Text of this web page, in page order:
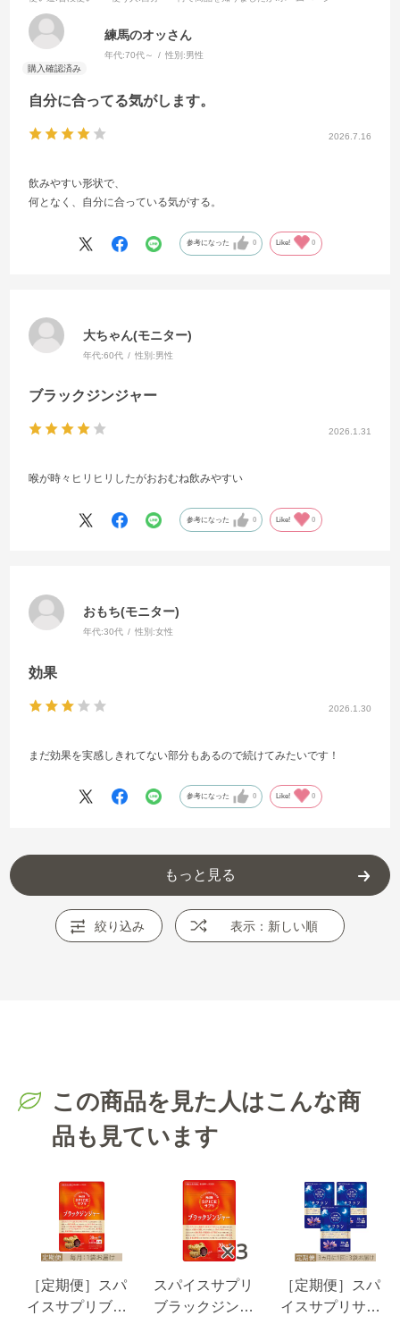
2026.7.16
自分に合ってる気がします。
練馬のオッさん
年代:70代～ 性別:男性
飲みやすい形状で、
何となく、自分に合っている気がする。
参考になった 0 Like! 0
2026.1.31
ブラックジンジャー
大ちゃん(モニター)
年代:60代 性別:男性
喉が時々ヒリヒリしたがおおむね飲みやすい
参考になった 0 Like! 0
2026.1.30
効果
おもち(モニター)
年代:30代 性別:女性
まだ効果を実感しきれてない部分もあるので続けてみたいです！
参考になった 0 Like! 0
もっと見る
絞り込み 表示：新しい順
この商品を見た人はこんな商
品も見ています
［定期便］スパ
イスサプリブラ
スパイスサプリ
ブラックジンジ
［定期便］スパ
イスサプリサフ